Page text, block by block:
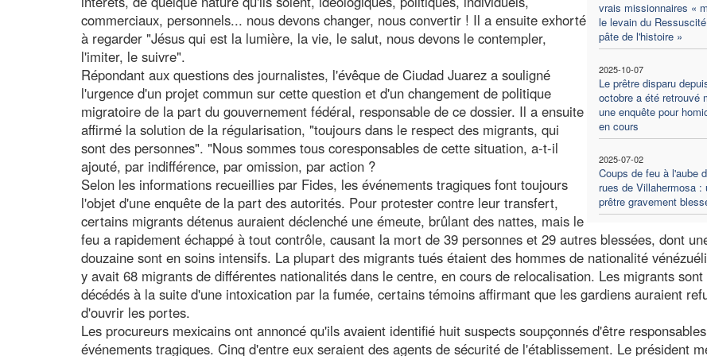
vrais missionnaires «
le levain du
pâte de l'histoire »
2025-10-07
Le prêtre disparu
octobre a été retrouvé
une enquête pour
en cours
2025-07-02
Coups de feu à l'aube
rues de Villahermosa :
prêtre gravement
commerciaux, personnels... nous devons changer, nous convertir ! Il a ensuite exhorté
à regarder "Jésus qui est la lumière, la vie, le salut, nous devons le contempler,
l'imiter, le suivre".
Répondant aux questions des journalistes, l'évêque de Ciudad Juarez a souligné
l'urgence d'un projet commun sur cette question et d'un changement de politique
migratoire de la part du gouvernement fédéral, responsable de ce dossier. Il a ensuite
affirmé la solution de la régularisation, "toujours dans le respect des migrants, qui
sont des personnes". "Nous sommes tous coresponsables de cette situation, a-t-il
ajouté, par indifférence, par omission, par action ?
Selon les informations recueillies par Fides, les événements tragiques font toujours
l'objet d'une enquête de la part des autorités. Pour protester contre leur transfert,
certains migrants détenus auraient déclenché une émeute, brûlant des nattes, mais le
feu a rapidement échappé à tout contrôle, causant la mort de 39 personnes et 29 autres blessées, dont
douzaine sont en soins intensifs. La plupart des migrants tués étaient des hommes de nationalité
y avait 68 migrants de différentes nationalités dans le centre, en cours de relocalisation. Les migrants sont
décédés à la suite d'une intoxication par la fumée, certains témoins affirmant que les gardiens auraient
d'ouvrir les portes.
Les procureurs mexicains ont annoncé qu'ils avaient identifié huit suspects soupçonnés d'être
événements tragiques. Cinq d'entre eux seraient des agents de sécurité de l'établissement. Le président